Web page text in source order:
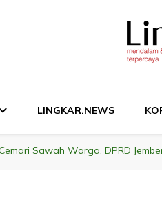
LINGKAR.NEWS
Sawah Warga, DPRD